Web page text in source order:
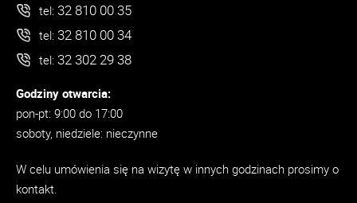
tel: 32 810 00 35
tel: 32 810 00 34
tel: 32 302 29 38
Godziny otwarcia:
pon-pt: 9:00 do 17:00
soboty, niedziele: nieczynne
W celu umówienia się na wizytę w innych godzinach prosimy o
kontakt.